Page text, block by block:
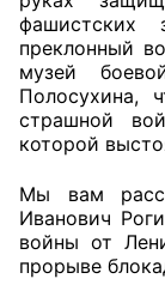
Главная
фашистских
преклонный
музей
Полосухина,
страшной
которой
Мы вам
Иванович
войны от
прорыве